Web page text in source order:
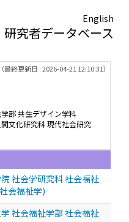
English
研究者データベース
（最終更新日 : 2026-04-21 12:10:31）
部 共生デザイン学科
文化研究科 現代社会研究
社会学研究科 社会福祉
会福祉学)
社会福祉学部 社会福祉